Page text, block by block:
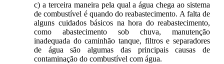
c) a terceira maneira pela qual a água chega ao sistema
de combustível é quando do reabastecimento. A falta de
alguns cuidados básicos na hora do reabastecimento,
como abastecimento sob chuva, manutenção
inadequada do caminhão tanque, filtros e separadores
de água são algumas das principais causas de
contaminação do combustível com água.